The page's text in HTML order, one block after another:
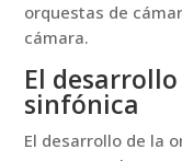
orquestas de
cámara.
El
sinfónica
El desarrollo de la